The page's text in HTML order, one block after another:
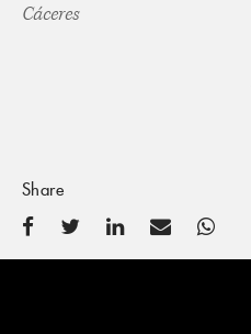
Cáceres
Share